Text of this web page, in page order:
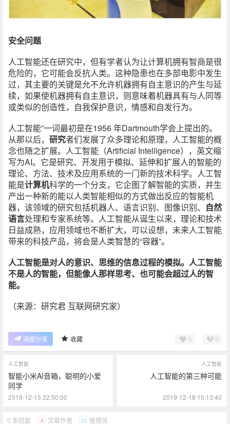
安全问题
人工智能还在研究中，但有学者认为让计算机拥有智商是很
危险的，它可能会反抗人类。这种隐患也在多部电影中发生
过，其主要的关键是允不允许机器拥有自主意识的产生与延
续，如果使机器拥有自主意识，则意味着机器具有与人同等
或类似的创造性，自我保护意识，情感和自发行为。
人工智能”一词最初是在1956 年Dartmouth学会上提出的。
从那以后， 研究者们发展了众多理论和原理，人工智能的概
念也随之扩展。人工智能（Artificial Intelligence），英文缩
写为AI。它是研究、开发用于模拟、延伸和扩展人的智能的
理论、方法、技术及应用系统的一门新的技术科学。人工智
能是计算机科学的一个分支，它企图了解智能的实质，并生
产出一种新的能以人类智能相似的方式做出反应的智能机
器，该领域的研究包括机器人、语言识别、图像识别、 自然
语言处理和专家系统等。人工智能从诞生以来，理论和技术
日益成熟，应用领域也不断扩大，可以设想，未来人工智能
带来的科技产品，将会是人类智慧的“容器”。
人工智能是对人的意识、思维的信息过程的模拟。人工智能
不是人的智能，但能像人那样思考、也可能会超过人的智
能。
（来源：研究君 互联网研究家）
海报分享 收藏 0 0
人工智能
智能小米AI音箱，聪明的小爱
同学
2019-12-15 22:50:00
人工智能
人工智能的第三种可能
2019-12-18 10:13:40
0 条回复 A 文章作者 M 管理员